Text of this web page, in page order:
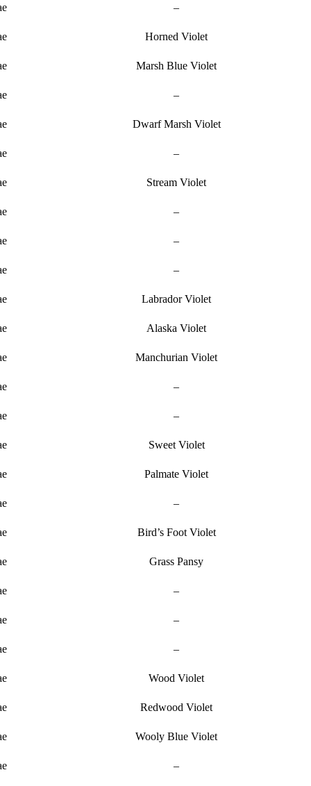
–
Horned Violet
Marsh Blue Violet
–
Dwarf Marsh Violet
–
Stream Violet
–
–
–
Labrador Violet
Alaska Violet
Manchurian Violet
–
–
Sweet Violet
Palmate Violet
–
Bird’s Foot Violet
Grass Pansy
–
–
–
Wood Violet
Redwood Violet
Wooly Blue Violet
–